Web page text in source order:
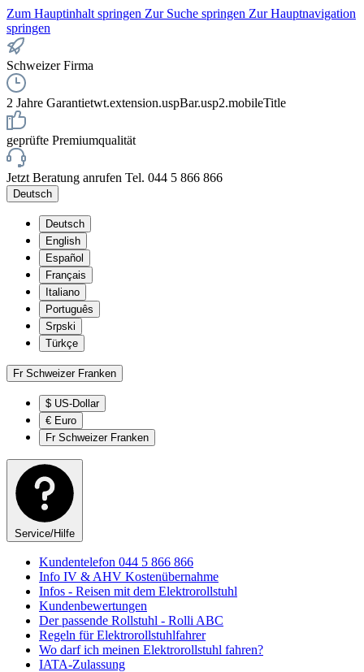
Zum Hauptinhalt springen Zur Suche springen Zur Hauptnavigation
springen
Schweizer Firma
2 Jahre Garantietwt.extension.uspBar.usp2.mobileTitle
geprüfte Premiumqualität
Jetzt Beratung anrufen Tel. 044 5 866 866
Deutsch
Deutsch
English
Español
Français
Italiano
Português
Srpski
Türkçe
Fr Schweizer Franken
$ US-Dollar
€ Euro
Fr Schweizer Franken
Service/Hilfe
Kundentelefon 044 5 866 866
Info IV & AHV Kostenübernahme
Infos - Reisen mit dem Elektrorollstuhl
Kundenbewertungen
Der passende Rollstuhl - Rolli ABC
Regeln für Elektrorollstuhlfahrer
Wo darf ich meinen Elektrorollstuhl fahren?
IATA-Zulassung